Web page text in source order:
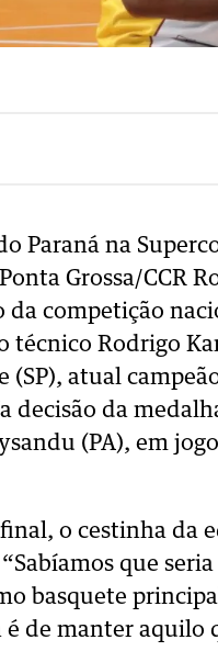
Paraná na
Grossa/CCR
competição
técnico Rodrigo
(SP), atual
decisão da
(PA), em
o cestinha da
que
basquete
de manter aquilo